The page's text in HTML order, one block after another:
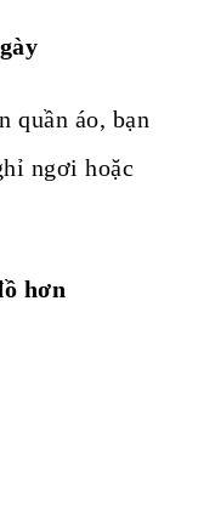
quần áo, bạn
ngơi hoặc
hơn